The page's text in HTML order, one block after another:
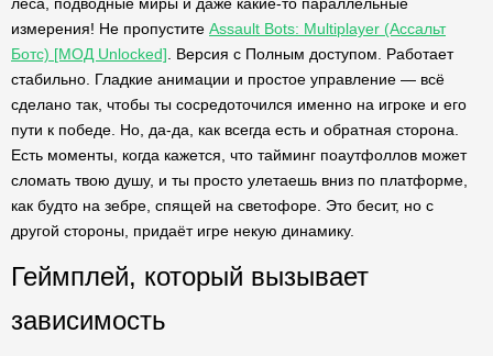
измерения! Не пропустите Assault Bots: Multiplayer (Ассальт
Ботс) [МОД Unlocked] . Версия с Полным доступом. Работает
стабильно. Гладкие анимации и простое управление — всё
сделано так, чтобы ты сосредоточился именно на игроке и его
пути к победе. Но, да-да, как всегда есть и обратная сторона.
Есть моменты, когда кажется, что тайминг поаутфоллов может
сломать твою душу, и ты просто улетаешь вниз по платформе,
как будто на зебре, спящей на светофоре. Это бесит, но с
другой стороны, придаёт игре некую динамику.
Геймплей, который вызывает
зависимость